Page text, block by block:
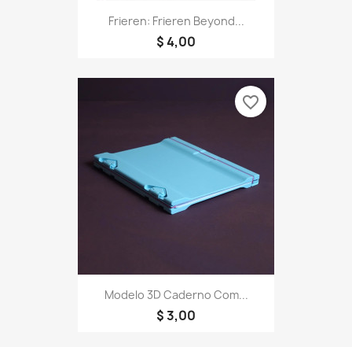
Frieren: Frieren Beyond...
$ 4,00
Modelo 3D Caderno Com...
$ 3,00
favorite_border